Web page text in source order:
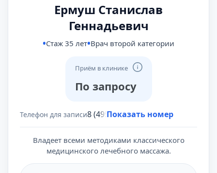
Ермуш Станислав
Геннадьевич
Стаж 35 лет Врач второй категории
Приём в клинике
По запросу
Телефон для записи8 (495) 431-69-47
Показать номер
Владеет всеми методиками классического
медицинского лечебного массажа.